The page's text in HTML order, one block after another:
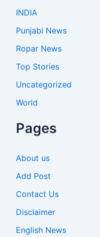
INDIA
Punjabi News
Ropar News
Top Stories
Uncategorized
World
Pages
About us
Add Post
Contact Us
Disclaimer
English News